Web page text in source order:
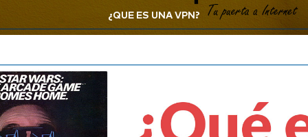
¿QUÉ ES UNA VPN?